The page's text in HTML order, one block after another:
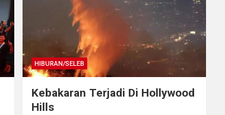
HIBURAN/SELEB
Kebakaran Terjadi Di Hollywood
Hills